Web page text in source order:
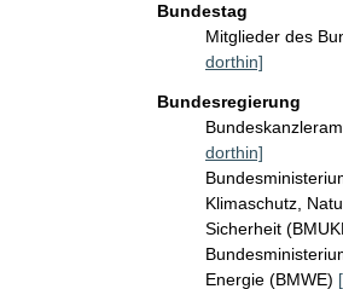
Bundestag
Mitglieder des
dorthin]
Bundesregierung
dorthin]
Klimaschutz,
Sicherheit
Energie (BMWE)